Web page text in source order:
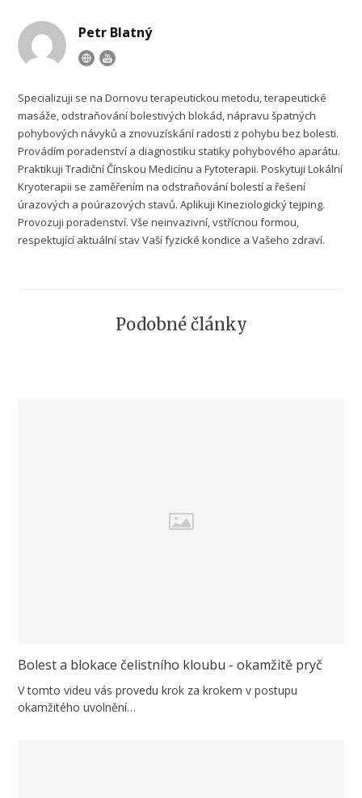
Petr Blatný
Specializuji se na Dornovu terapeutickou metodu, terapeutické
masáže, odstraňování bolestivých blokád, nápravu špatných
pohybových návyků a znovuzískání radosti z pohybu bez bolesti.
Provádím poradenství a diagnostiku statiky pohybového aparátu.
Praktikuji Tradiční Čínskou Medicínu a Fytoterapii. Poskytuji Lokální
Kryoterapii se zaměřením na odstraňování bolestí a řešení
úrazových a poúrazových stavů. Aplikuji Kineziologický tejping.
Provozuji poradenství. Vše neinvazivní, vstřícnou formou,
respektující aktuální stav Vaší fyzické kondice a Vašeho zdraví.
Podobné články
Bolest a blokace čelistního kloubu - okamžitě pryč
V tomto videu vás provedu krok za krokem v postupu
okamžitého uvolnění…